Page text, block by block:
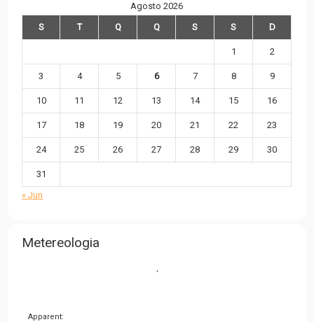
Agosto 2026
S
T Q Q S S D
1 2
3 4 5 6 7 8 9
10 11 12 13 14 15 16
17 18 19 20 21 22 23
24 25 26 27 28 29 30
31
« Jun
Metereologia
,
Apparent: